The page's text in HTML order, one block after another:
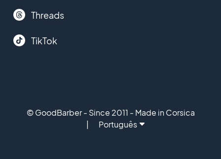
Threads
TikTok
© GoodBarber - Since 2011 - Made in Corsica
Português